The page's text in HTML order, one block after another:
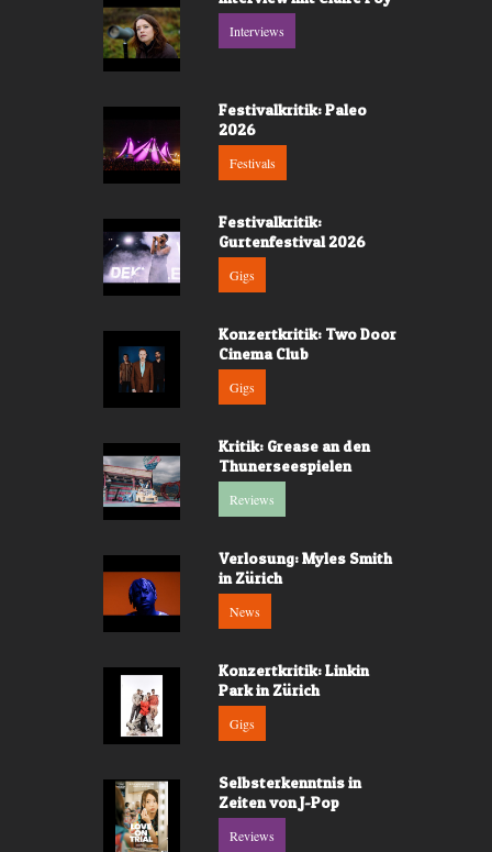
Interviews
Festivalkritik: Paleo
2026
Festivals
Festivalkritik:
Gurtenfestival 2026
Gigs
Konzertkritik: Two Door
Cinema Club
Gigs
Kritik: Grease an den
Thunerseespielen
Reviews
Verlosung: Myles Smith
in Zürich
News
Konzertkritik: Linkin
Park in Zürich
Gigs
Selbsterkenntnis in
Zeiten von J-Pop
Reviews